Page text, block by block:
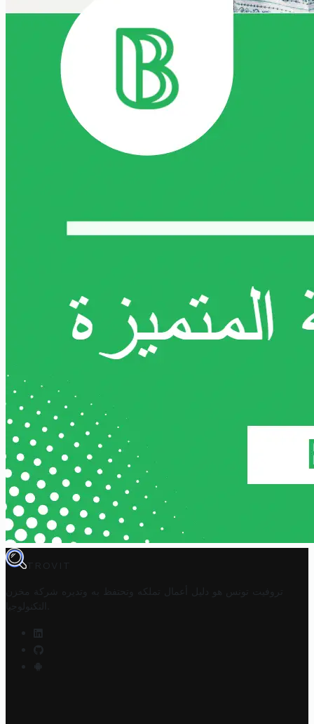
TROVIT
تروفيت تونس هو دليل أعمال تملكه وتحتفظ به وتديره
شركة مخزن
التكنولوجيا